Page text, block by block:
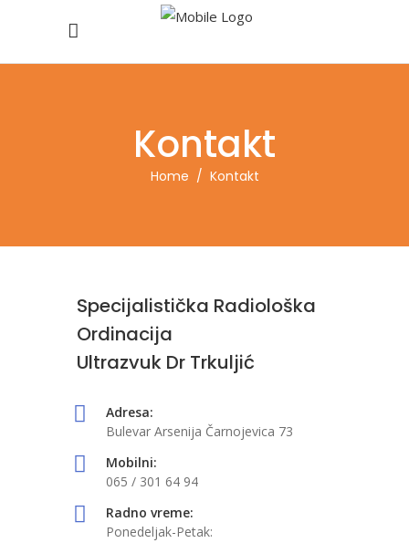
Kontakt
Home / Kontakt
Specijalistička Radiološka
Ordinacija
Ultrazvuk Dr Trkuljić
Adresa:
Bulevar Arsenija Čarnojevica 73
Mobilni:
065 / 301 64 94
Radno vreme:
Ponedeljak-Petak: